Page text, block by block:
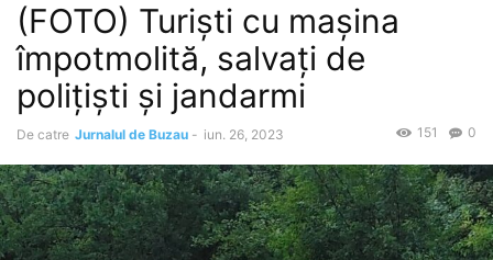
(FOTO) Turiști cu mașina
împotmolită, salvați de
polițiști și jandarmi
De catre Jurnalul de Buzau - iun. 26, 2023 0
151